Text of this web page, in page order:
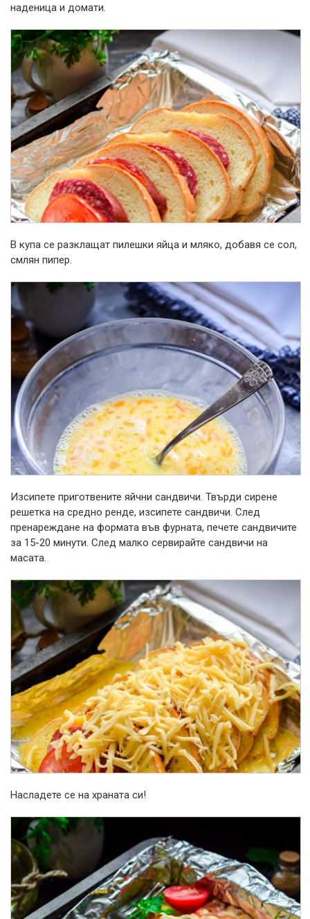
наденица и домати.
В купа се разклащат пилешки яйца и мляко, добавя се сол,
смлян пипер.
Изсипете приготвените яйчни сандвичи. Твърди сирене
решетка на средно ренде, изсипете сандвичи. След
пренареждане на формата във фурната, печете сандвичите
за 15-20 минути. След малко сервирайте сандвичи на
масата.
Насладете се на храната си!